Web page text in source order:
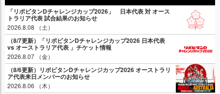
「リポビタンDチャレンジカップ2026」 日本代表 対 オース
トラリア代表 試合結果のお知らせ
2026.8.08 （土）
（8/7更新）「リポビタンDチャレンジカップ2026 日本代表
vs オーストラリア代表 」チケット情報
2026.8.07 （金）
（8/6更新）リポビタンDチャレンジカップ2026 オーストラリ
ア代表来日メンバーのお知らせ
2026.8.06 （木）